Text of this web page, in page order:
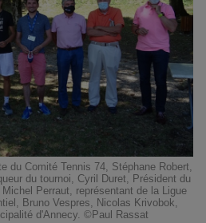
du Comité Tennis 74, Stéphane Robert,
du tournoi, Cyril Duret, Président du
Perraut, représentant de la Ligue
Bruno Vespres, Nicolas Krivobok,
d'Annecy. ©Paul Rassat